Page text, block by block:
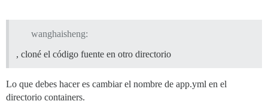
wanghaisheng:
, cloné el código fuente en otro directorio
Lo que debes hacer es cambiar el nombre de app.yml en el
directorio containers.